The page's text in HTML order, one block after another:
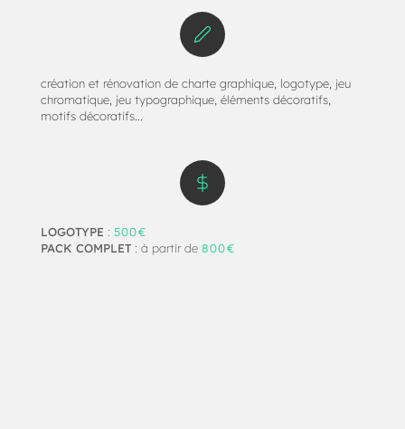
LOGOTYPE : 500€
PACK COMPLET: à partir de 800€
création et rénovation de charte graphique, logotype, jeu
chromatique, jeu typographique, éléments décoratifs,
motifs décoratifs...